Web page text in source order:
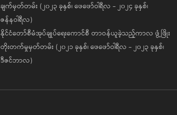
ချက်မှတ်တမ်း (၂၀၂၃ ခုနှစ်၊ ဖေဖော်ဝါရီလ - ၂၀၂၄ ခုနှစ်၊
ဇန်နဝါရီလ)
နိုင်ငံတော်စီမံအုပ်ချုပ်ရေးကောင်စီ တာဝန်ယူခဲ့သည့်ကာလ ဖွံ့ဖြိုး
တိုးတက်မှုမှတ်တမ်း (၂၀၂၁ ခုနှစ်၊ ဖေဖော်ဝါရီလ - ၂၀၂၃ ခုနှစ်၊
ဒီဇင်ဘာလ)